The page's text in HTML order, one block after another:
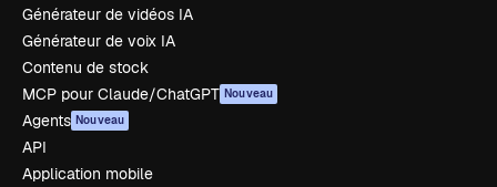
Générateur de vidéos IA
Générateur de voix IA
Contenu de stock
MCP pour Claude/ChatGPT Nouveau
Agents Nouveau
API
Application mobile